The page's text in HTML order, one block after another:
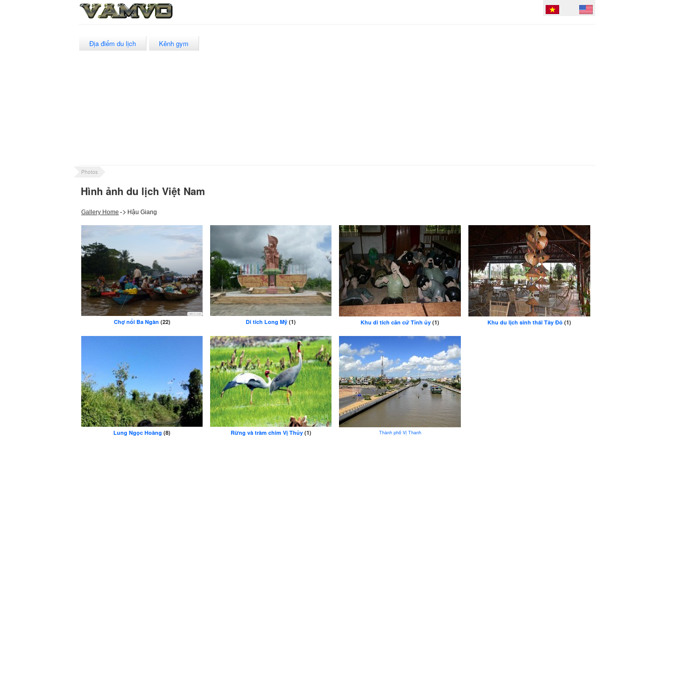
Địa điểm du lịch Kênh gym
Photos
Hình ảnh du lịch Việt Nam
Gallery Home -> Hậu Giang
Chợ nổi Ba Ngàn (22) Di tích Long Mỹ (1) Khu di tích căn cứ Tỉnh ủy (1) Khu du lịch sinh thái Tây Đô (1)
Lung Ngọc Hoàng (8) Rừng và tràm chim Vị Thủy(1) Thành phố Vị Thanh